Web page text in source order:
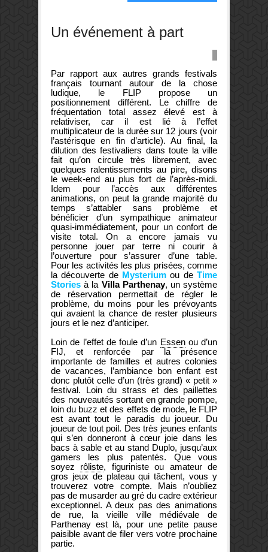
Un événement à part
Par rapport aux autres grands festivals
français tournant autour de la chose
ludique, le FLIP propose un
positionnement différent. Le chiffre de
fréquentation total assez élevé est à
relativiser, car il est lié à l’effet
multiplicateur de la durée sur 12 jours (voir
l’astérisque en fin d’article). Au final, la
dilution des festivaliers dans toute la ville
fait qu’on circule très librement, avec
quelques ralentissements au pire, disons
le week-end au plus fort de l’après-midi.
Idem pour l’accès aux différentes
animations, on peut la grande majorité du
temps s’attabler sans problème et
bénéficier d’un sympathique animateur
quasi-immédiatement, pour un confort de
visite total. On a encore jamais vu
personne jouer par terre ni courir à
l’ouverture pour s’assurer d’une table.
Pour les activités les plus prisées, comme
la découverte de Mysterium ou de Time
Stories à la Villa Parthenay, un système
de réservation permettait de régler le
problème, du moins pour les prévoyants
qui avaient la chance de rester plusieurs
jours et le nez d’anticiper.
Loin de l’effet de foule d’un Essenou d’un
FIJ, et renforcée par la présence
importante de familles et autres colonies
de vacances, l’ambiance bon enfant est
donc plutôt celle d’un (très grand) « petit »
festival. Loin du strass et des paillettes
des nouveautés sortant en grande pompe,
loin du buzz et des effets de mode, le FLIP
est avant tout le paradis du joueur. Du
joueur de tout poil. Des très jeunes enfants
qui s’en donneront à cœur joie dans les
bacs à sable et au stand Duplo, jusqu’aux
gamers les plus patentés. Que vous
soyez rôliste, figuriniste ou amateur de
gros jeux de plateau qui tâchent, vous y
trouverez votre compte. Mais n’oubliez
pas de musarder au gré du cadre extérieur
exceptionnel. A deux pas des animations
de rue, la vieille ville médiévale de
Parthenay est là, pour une petite pause
paisible avant de filer vers votre prochaine
partie.
Un tour dans
les venelles et
la magnifique
rue de la Vau
Pensez
à vous
abreuver
au Café
des
Arts, il y
Vos enfants ont
besoin de se